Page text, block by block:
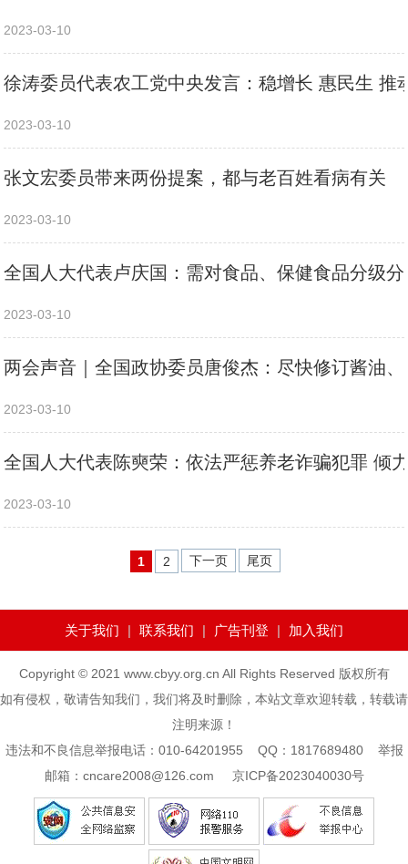
2023-03-10
徐涛委员代表农工党中央发言：稳增长 惠民生 推
2023-03-10
张文宏委员带来两份提案，都与老百姓看病有关
2023-03-10
全国人大代表卢庆国：需对食品、保健食品分级
2023-03-10
两会声音｜全国政协委员唐俊杰：尽快修订酱油
2023-03-10
全国人大代表陈奭荣：依法严惩养老诈骗犯罪 倾
2023-03-10
1 2 下一页 尾页
关于我们 联系我们 广告刊登 加入我们
Copyright © 2021 www.cbyy.org.cn All Rights Reserved 版权所有
如有侵权，敬请告知我们，我们将及时删除，本站文章欢迎转载，转载请
注明来源！
违法和不良信息举报电话：010-64201955 QQ：1817689480 举报
邮箱：cncare2008@126.com 京ICP备2023040030号